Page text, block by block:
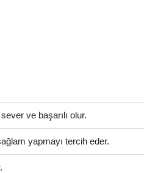
ve başarılı olur.
yapmayı tercih eder.